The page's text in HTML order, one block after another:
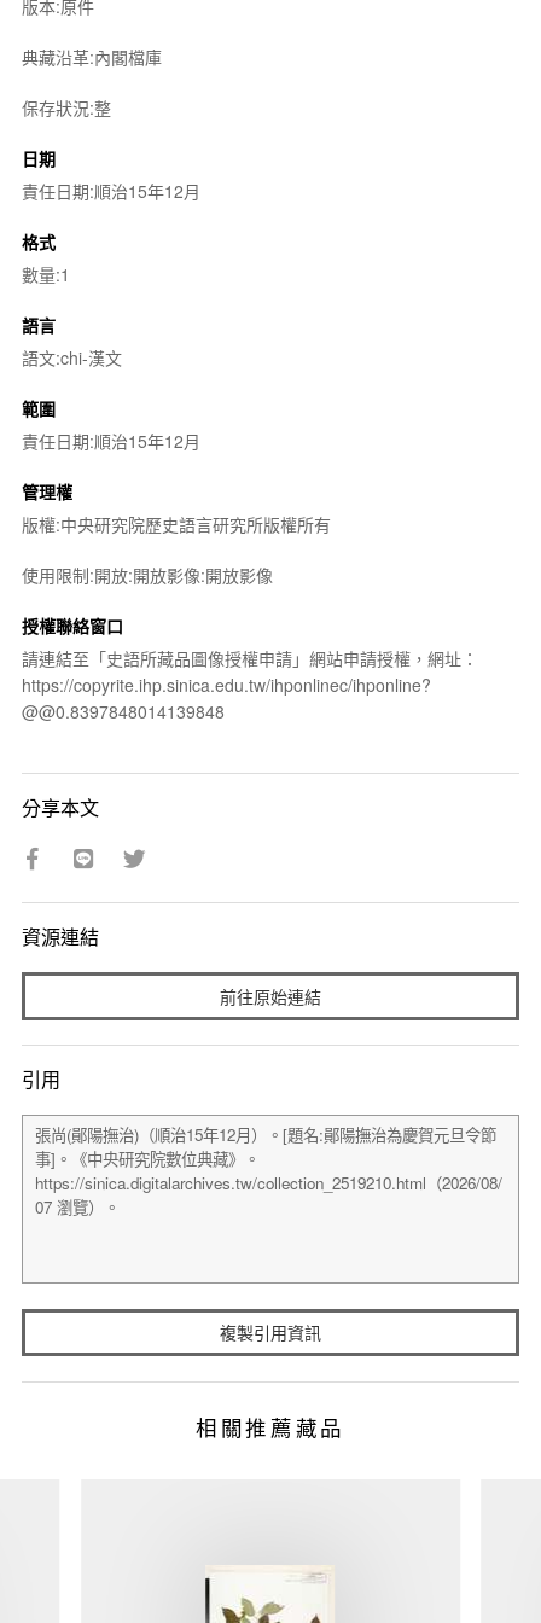
版本:原件
典藏沿革:內閣檔庫
保存狀況:整
日期
責任日期:順治15年12月
格式
數量:1
語言
語文:chi-漢文
範圍
責任日期:順治15年12月
管理權
版權:中央研究院歷史語言研究所版權所有
使用限制:開放:開放影像:開放影像
授權聯絡窗口
請連結至「史語所藏品圖像授權申請」網站申請授權，網址：
https://copyrite.ihp.sinica.edu.tw/ihponlinec/ihponline?
@@0.8397848014139848
分享本文
資源連結
前往原始連結
引用
複製引用資訊
相關推薦藏品